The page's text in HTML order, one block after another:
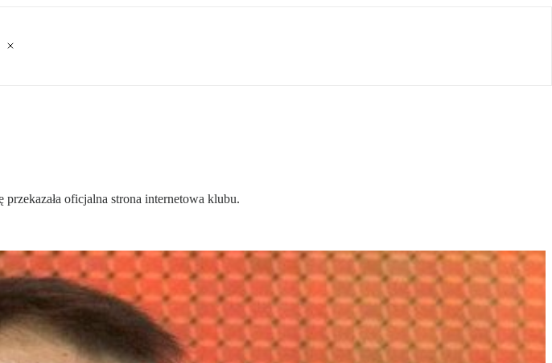
oficjalna strona internetowa klubu.